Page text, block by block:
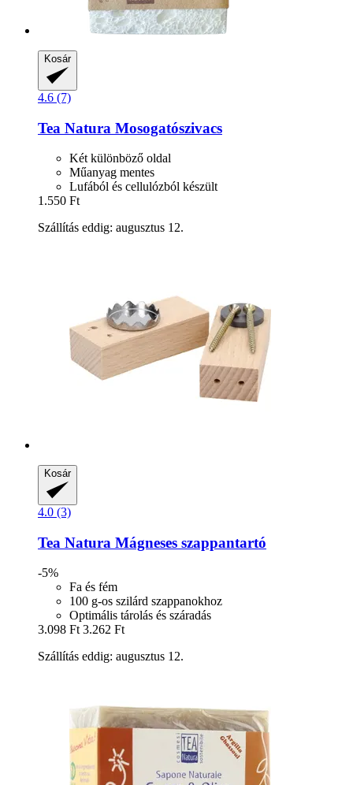
Kosár
4.6 (7)
Tea Natura Mosogatószivacs
Két különböző oldal
Műanyag mentes
Lufából és cellulózból készült
1.550 Ft
Szállítás eddig: augusztus 12.
Kosár
4.0 (3)
Tea Natura Mágneses szappantartó
-5%
Fa és fém
100 g-os szilárd szappanokhoz
Optimális tárolás és száradás
3.098 Ft 3.262 Ft
Szállítás eddig: augusztus 12.